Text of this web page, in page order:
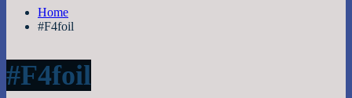
Home
#F4foil
#F4foil